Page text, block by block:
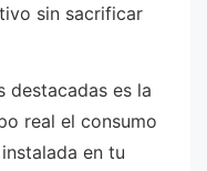
sin sacrificar
destacadas es la
real el consumo
en tu